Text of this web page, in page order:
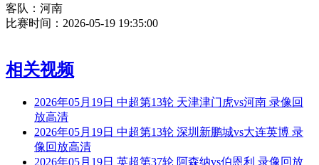
客队：河南
比赛时间：2026-05-19 19:35:00
相关视频
2026年05月19日 中超第13轮 天津津门虎vs河南 录像回
放高清
2026年05月19日 中超第13轮 深圳新鹏城vs大连英博 录
像回放高清
2026年05月19日 英超第37轮 阿森纳vs伯恩利 录像回放